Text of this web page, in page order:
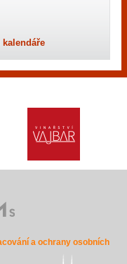
a ochrany osobních